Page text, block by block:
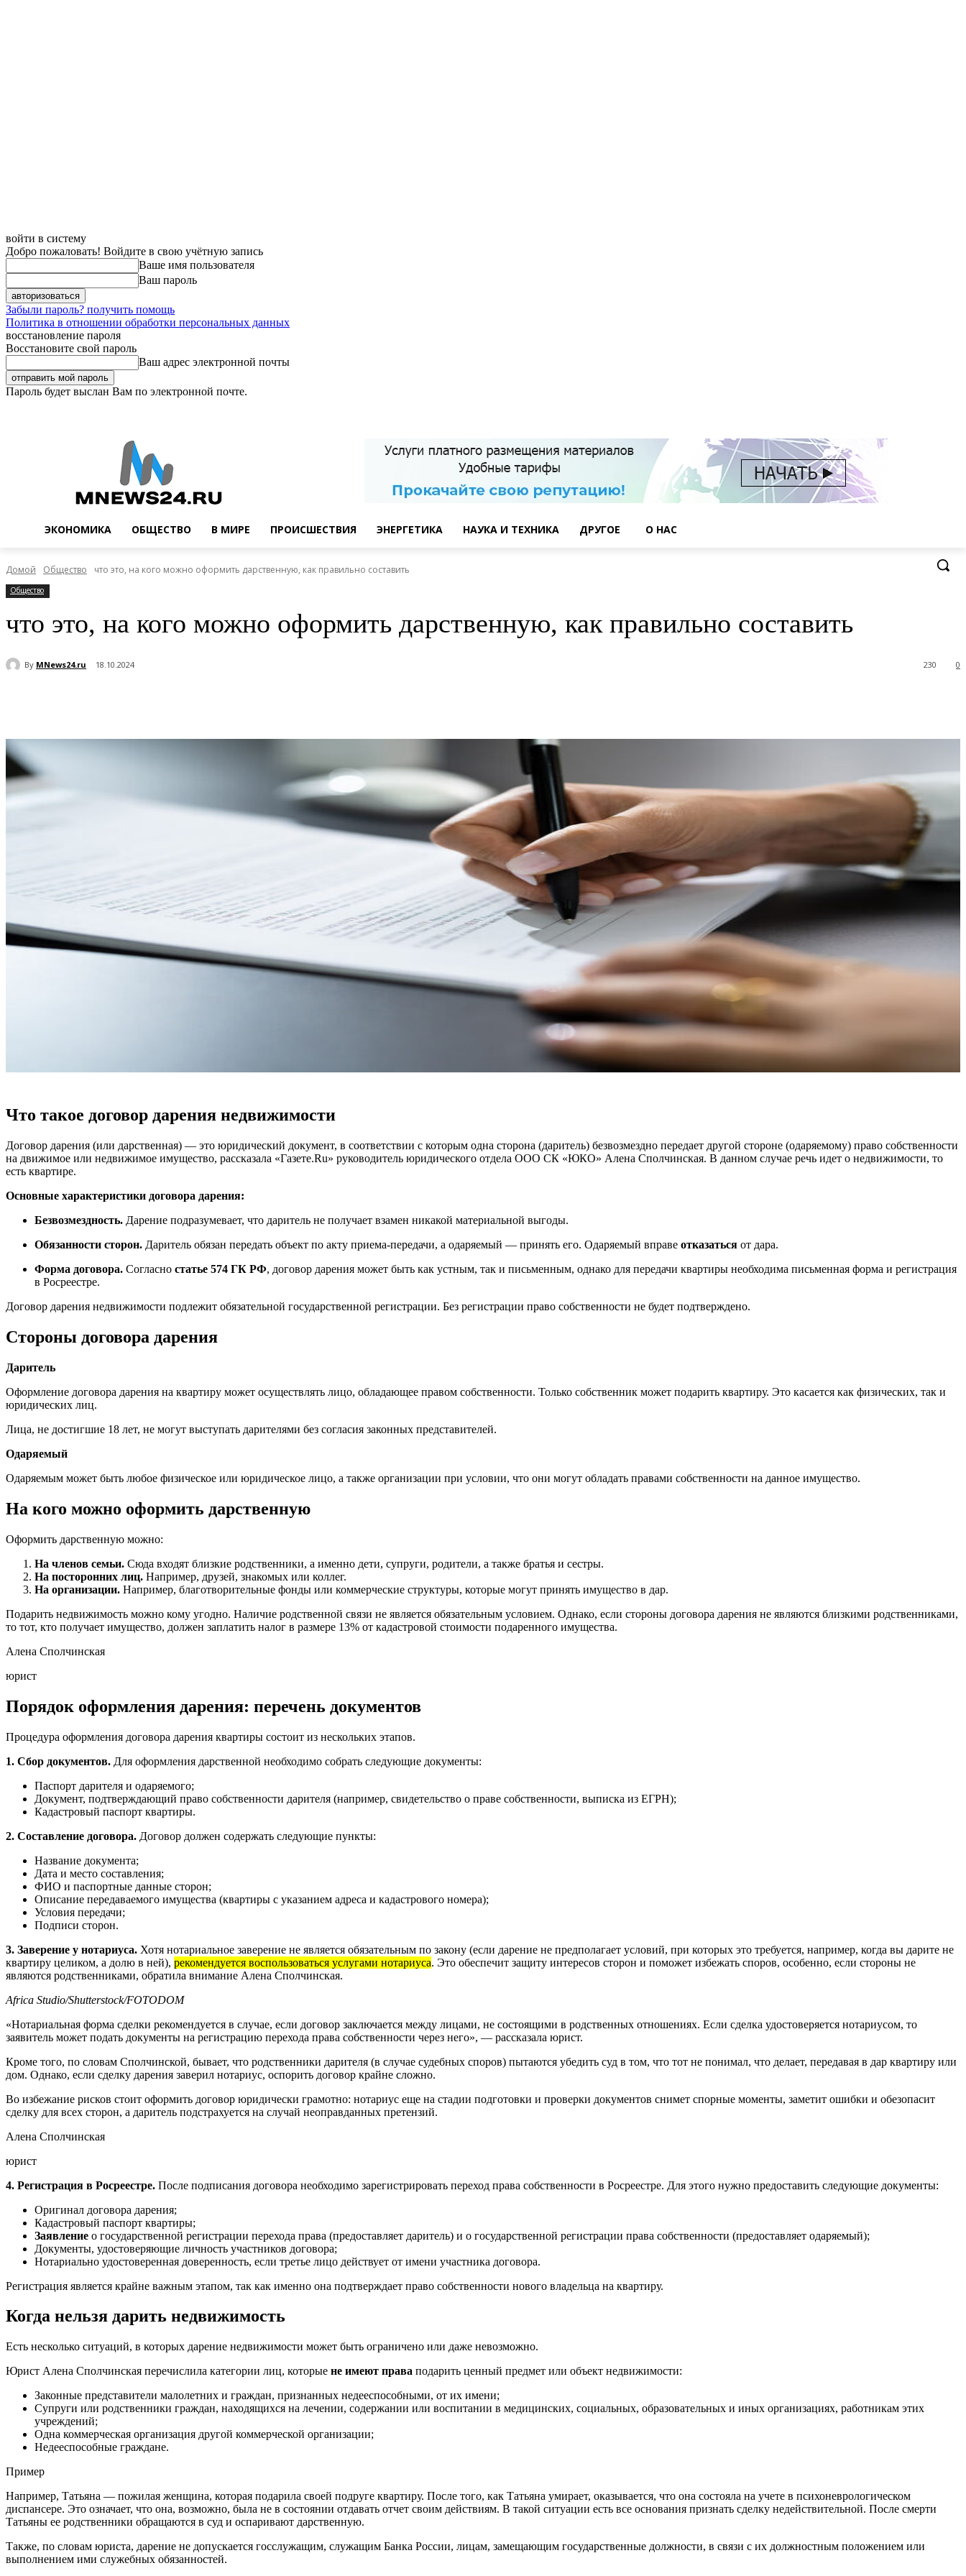
войти в систему
Добро пожаловать! Войдите в свою учётную запись
Ваше имя пользователя
Ваш пароль
Забыли пароль? получить помощь
Политика в отношении обработки персональных данных
восстановление пароля
Восстановите свой пароль
Ваш адрес электронной почты
Пароль будет выслан Вам по электронной почте.
ЭКОНОМИКА ОБЩЕСТВО В МИРЕ ПРОИСШЕСТВИЯ ЭНЕРГЕТИКА НАУКА И ТЕХНИКА ДРУГОЕ О НАС
Домой Общество что это, на кого можно оформить дарственную, как правильно составить
Общество
что это, на кого можно оформить дарственную, как правильно составить
By MNews24.ru 18.10.2024 0
230
Что такое договор дарения недвижимости
Договор дарения (или дарственная) — это юридический документ, в соответствии с которым одна сторона (даритель) безвозмездно передает другой стороне (одаряемому) право собственности
на движимое или недвижимое имущество, рассказала «Газете.Ru» руководитель юридического отдела ООО СК «ЮКО» Алена Сполчинская. В данном случае речь идет о недвижимости, то
есть квартире.
Основные характеристики договора дарения:
Безвозмездность. Дарение подразумевает, что даритель не получает взамен никакой материальной выгоды.
Обязанности сторон. Даритель обязан передать объект по акту приема-передачи, а одаряемый — принять его. Одаряемый вправе отказаться от дара.
Форма договора. Согласно статье 574 ГК РФ, договор дарения может быть как устным, так и письменным, однако для передачи квартиры необходима письменная форма и регистрация
в Росреестре.
Договор дарения недвижимости подлежит обязательной государственной регистрации. Без регистрации право собственности не будет подтверждено.
Стороны договора дарения
Даритель
Оформление договора дарения на квартиру может осуществлять лицо, обладающее правом собственности. Только собственник может подарить квартиру. Это касается как физических, так и
юридических лиц.
Лица, не достигшие 18 лет, не могут выступать дарителями без согласия законных представителей.
Одаряемый
Одаряемым может быть любое физическое или юридическое лицо, а также организации при условии, что они могут обладать правами собственности на данное имущество.
На кого можно оформить дарственную
Оформить дарственную можно:
На членов семьи. Сюда входят близкие родственники, а именно дети, супруги, родители, а также братья и сестры.
На посторонних лиц. Например, друзей, знакомых или коллег.
На организации. Например, благотворительные фонды или коммерческие структуры, которые могут принять имущество в дар.
Подарить недвижимость можно кому угодно. Наличие родственной связи не является обязательным условием. Однако, если стороны договора дарения не являются близкими родственниками,
то тот, кто получает имущество, должен заплатить налог в размере 13% от кадастровой стоимости подаренного имущества.
Алена Сполчинская
юрист
Порядок оформления дарения: перечень документов
Процедура оформления договора дарения квартиры состоит из нескольких этапов.
1. Сбор документов. Для оформления дарственной необходимо собрать следующие документы:
Паспорт дарителя и одаряемого;
Документ, подтверждающий право собственности дарителя (например, свидетельство о праве собственности, выписка из ЕГРН);
Кадастровый паспорт квартиры.
2. Составление договора. Договор должен содержать следующие пункты:
Название документа;
Дата и место составления;
ФИО и паспортные данные сторон;
Описание передаваемого имущества (квартиры с указанием адреса и кадастрового номера);
Условия передачи;
Подписи сторон.
3. Заверение у нотариуса. Хотя нотариальное заверение не является обязательным по закону (если дарение не предполагает условий, при которых это требуется, например, когда вы дарите не
квартиру целиком, а долю в ней), рекомендуется воспользоваться услугами нотариуса. Это обеспечит защиту интересов сторон и поможет избежать споров, особенно, если стороны не
являются родственниками, обратила внимание Алена Сполчинская.
Africa Studio/Shutterstock/FOTODOM
«Нотариальная форма сделки рекомендуется в случае, если договор заключается между лицами, не состоящими в родственных отношениях. Если сделка удостоверяется нотариусом, то
заявитель может подать документы на регистрацию перехода права собственности через него», — рассказала юрист.
Кроме того, по словам Сполчинской, бывает, что родственники дарителя (в случае судебных споров) пытаются убедить суд в том, что тот не понимал, что делает, передавая в дар квартиру или
дом. Однако, если сделку дарения заверил нотариус, оспорить договор крайне сложно.
Во избежание рисков стоит оформить договор юридически грамотно: нотариус еще на стадии подготовки и проверки документов снимет спорные моменты, заметит ошибки и обезопасит
сделку для всех сторон, а даритель подстрахуется на случай неоправданных претензий.
Алена Сполчинская
юрист
4. Регистрация в Росреестре. После подписания договора необходимо зарегистрировать переход права собственности в Росреестре. Для этого нужно предоставить следующие документы:
Оригинал договора дарения;
Кадастровый паспорт квартиры;
Заявление о государственной регистрации перехода права (предоставляет даритель) и о государственной регистрации права собственности (предоставляет одаряемый);
Документы, удостоверяющие личность участников договора;
Нотариально удостоверенная доверенность, если третье лицо действует от имени участника договора.
Регистрация является крайне важным этапом, так как именно она подтверждает право собственности нового владельца на квартиру.
Когда нельзя дарить недвижимость
Есть несколько ситуаций, в которых дарение недвижимости может быть ограничено или даже невозможно.
Юрист Алена Сполчинская перечислила категории лиц, которые не имеют права подарить ценный предмет или объект недвижимости:
Законные представители малолетних и граждан, признанных недееспособными, от их имени;
Супруги или родственники граждан, находящихся на лечении, содержании или воспитании в медицинских, социальных, образовательных и иных организациях, работникам этих
учреждений;
Одна коммерческая организация другой коммерческой организации;
Недееспособные граждане.
Пример
Например, Татьяна — пожилая женщина, которая подарила своей подруге квартиру. После того, как Татьяна умирает, оказывается, что она состояла на учете в психоневрологическом
диспансере. Это означает, что она, возможно, была не в состоянии отдавать отчет своим действиям. В такой ситуации есть все основания признать сделку недействительной. После смерти
Татьяны ее родственники обращаются в суд и оспаривают дарственную.
Также, по словам юриста, дарение не допускается госслужащим, служащим Банка России, лицам, замещающим государственные должности, в связи с их должностным положением или
выполнением ими служебных обязанностей.